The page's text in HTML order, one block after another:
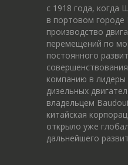
c 1918 года, когда
в портовом городе
производство
перемещений по
постоянного
компанию в лидеры
дизельных
владельцем
китайская
открыло уже
дальнейшего